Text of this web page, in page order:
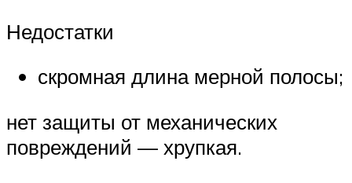
Недостатки
скромная длина мерной полосы;
нет защиты от механических
повреждений — хрупкая.